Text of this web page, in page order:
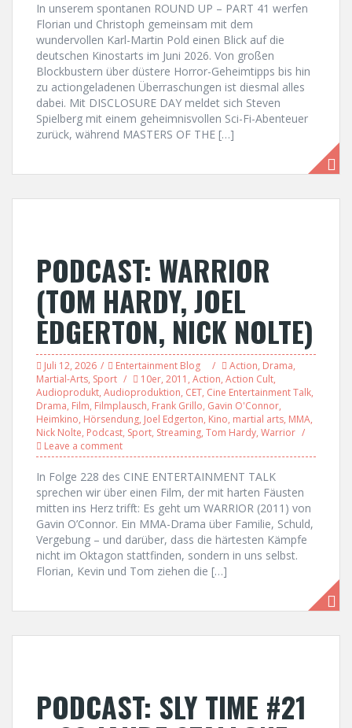
In unserem spontanen ROUND UP – PART 41 werfen
Florian und Christoph gemeinsam mit dem
wundervollen Karl-Martin Pold einen Blick auf die
deutschen Kinostarts im Juni 2026. Von großen
Blockbustern über düstere Horror-Geheimtipps bis hin
zu actiongeladenen Überraschungen ist diesmal alles
dabei. Mit DISCLOSURE DAY meldet sich Steven
Spielberg mit einem geheimnisvollen Sci-Fi-Abenteuer
zurück, während MASTERS OF THE […]
PODCAST: WARRIOR
(TOM HARDY, JOEL
EDGERTON, NICK NOLTE)
Juli 12, 2026 Entertainment Blog Action, Drama,
Martial-Arts, Sport 10er, 2011 , Action, Action Cult,
Audioprodukt, Audioproduktion, CET, Cine Entertainment Talk,
Drama, Film, Filmplausch, Frank Grillo, Gavin O'Connor,
Heimkino, Hörsendung, Joel Edgerton, Kino, martial arts, MMA,
Nick Nolte, Podcast, Sport, Streaming, Tom Hardy, Warrior
Leave a comment
In Folge 228 des CINE ENTERTAINMENT TALK
sprechen wir über einen Film, der mit harten Fäusten
mitten ins Herz trifft: Es geht um WARRIOR (2011) von
Gavin O’Connor. Ein MMA-Drama über Familie, Schuld,
Vergebung – und darüber, dass die härtesten Kämpfe
nicht im Oktagon stattfinden, sondern in uns selbst.
Florian, Kevin und Tom ziehen die […]
PODCAST: SLY TIME #21